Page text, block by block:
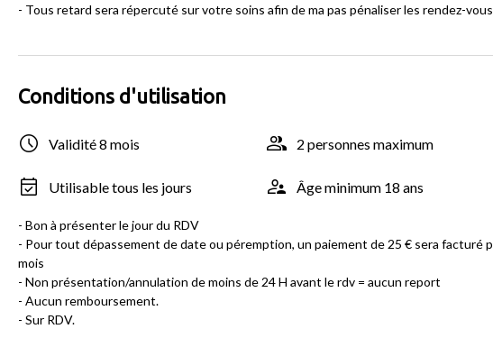
- Tous retard sera répercuté sur votre soins afin de ma pas pénaliser les rendez-
Conditions d'utilisation
Validité 8 mois 2 personnes maximum
Utilisable tous les jours Âge minimum 18 ans
- Bon à présenter le jour du RDV
- Pour tout dépassement de date ou péremption, un paiement de 25 € sera facturé
mois
- Non présentation/annulation de moins de 24 H avant le rdv = aucun report
- Aucun remboursement.
- Sur RDV.